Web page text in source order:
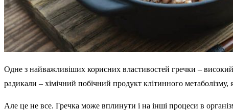
Одне з найважливіших корисних властивостей гречки – високий
радикали – хімічний побічний продукт клітинного
Але це не все. Гречка може вплинути і на інші процеси в